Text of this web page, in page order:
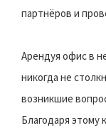
партнёров и
Арендуя офис в
никогда не
возникшие
Благодаря этому